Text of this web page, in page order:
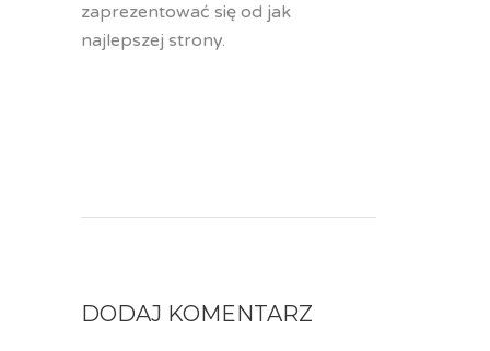
zaprezentować się od jak
najlepszej strony.
DODAJ KOMENTARZ